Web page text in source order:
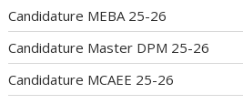
Candidature MEBA 25-26
Candidature Master DPM 25-26
Candidature MCAEE 25-26